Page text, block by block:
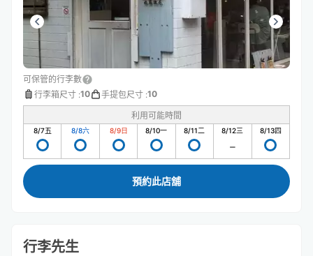
可保管的行李數
行李箱尺寸 :10 手提包尺寸 :10
利用可能時間
8/7五 8/8六 8/9日 8/10一 8/11二 8/12三 8/13四
預約此店舖
行李先生